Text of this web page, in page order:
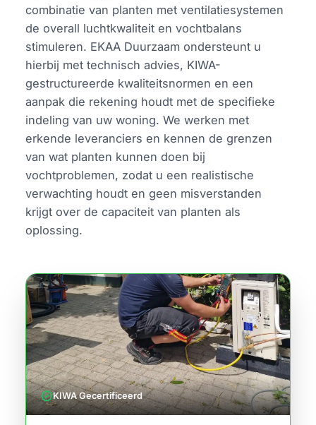
combinatie van planten met ventilatiesystemen
de overall luchtkwaliteit en vochtbalans
stimuleren. EKAA Duurzaam ondersteunt u
hierbij met technisch advies, KIWA-
gestructureerde kwaliteitsnormen en een
aanpak die rekening houdt met de specifieke
indeling van uw woning. We werken met
erkende leveranciers en kennen de grenzen
van wat planten kunnen doen bij
vochtproblemen, zodat u een realistische
verwachting houdt en geen misverstanden
krijgt over de capaciteit van planten als
oplossing.
verifiedKIWA Gecertificeerd